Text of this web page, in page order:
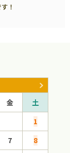
！
金
土
1
7
8